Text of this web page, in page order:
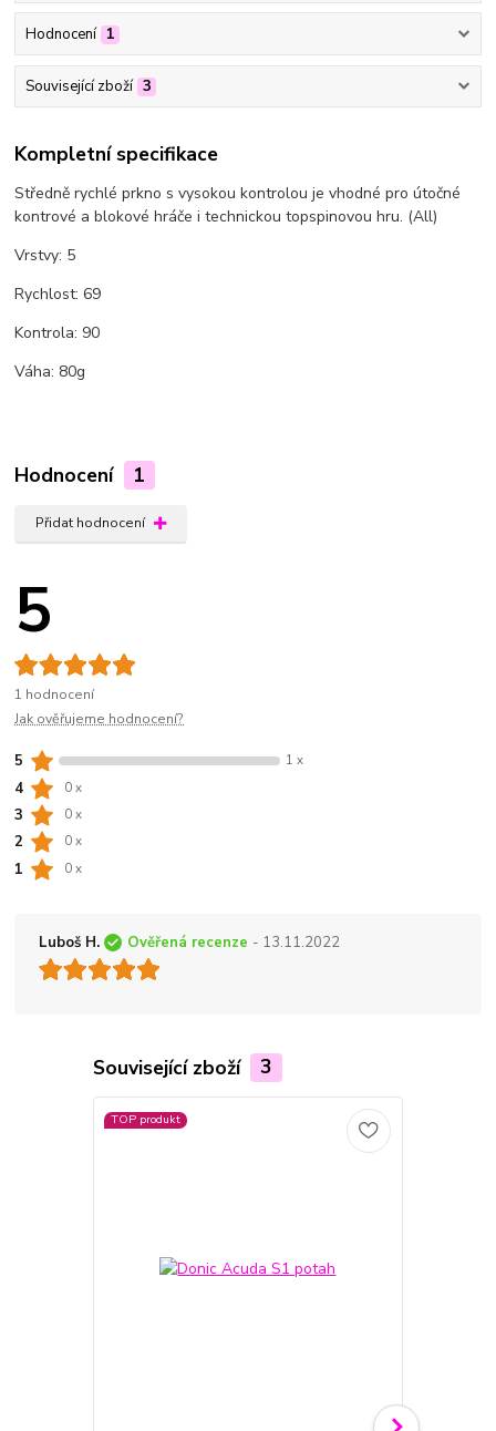
Hodnocení 1
Související zboží 3
Kompletní specifikace
Středně rychlé prkno s vysokou kontrolou je vhodné pro útočné
kontrové a blokové hráče i technickou topspinovou hru. (All)
Vrstvy: 5
Rychlost: 69
Kontrola: 90
Váha: 80g
Hodnocení 1
Přidat hodnocení
5
1 hodnocení
Jak ověřujeme hodnocení?
5 1 x
4 0 x
3 0 x
2 0 x
1 0 x
Luboš H. Ověřená recenze - 13.11.2022
Související zboží 3
TOP produkt